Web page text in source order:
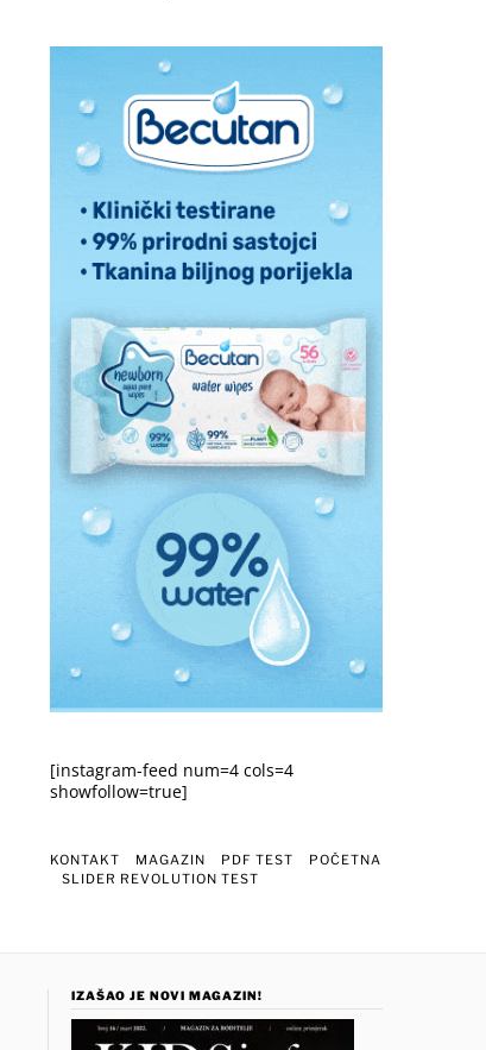
[instagram-feed num=4 cols=4
showfollow=true]
KONTAKT MAGAZIN PDF TEST
POČETNA
SLIDER REVOLUTION TEST
IZAŠAO JE NOVI MAGAZIN!